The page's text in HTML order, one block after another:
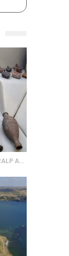
DOĞA YÜRÜYÜŞÜ (TREKKİNG) - KONURALP ANTİK TİYATRO KEMERKASIM SU KEMERLERİ YÜRÜYÜŞ PARKURU